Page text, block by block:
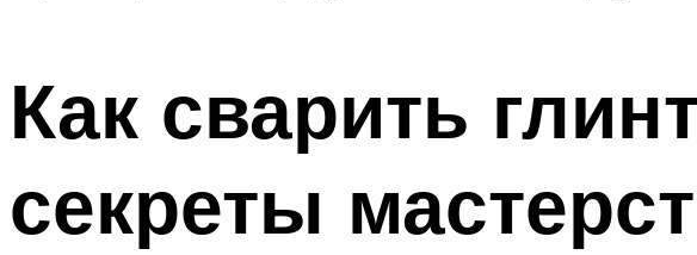
Как сварить
секреты